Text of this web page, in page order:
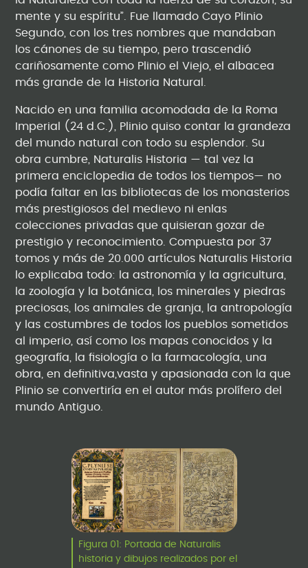
mente y su espíritu”. Fue llamado Cayo Plinio
Segundo, con los tres nombres que mandaban
los cánones de su tiempo, pero trascendió
cariñosamente como Plinio el Viejo, el albacea
más grande de la Historia Natural.
Nacido en una familia acomodada de la Roma
Imperial (24 d.C.), Plinio quiso contar la grandeza
del mundo natural con todo su esplendor. Su
obra cumbre, Naturalis Historia — tal vez la
primera enciclopedia de todos los tiempos— no
podía faltar en las bibliotecas de los monasterios
más prestigiosos del medievo ni enlas
colecciones privadas que quisieran gozar de
prestigio y reconocimiento. Compuesta por 37
tomos y más de 20.000 artículos Naturalis Historia
lo explicaba todo: la astronomía y la agricultura,
la zoología y la botánica, los minerales y piedras
preciosas, los animales de granja, la antropología
y las costumbres de todos los pueblos sometidos
al imperio, así como los mapas conocidos y la
geografía, la fisiología o la farmacología, una
obra, en definitiva,vasta y apasionada con la que
Plinio se convertiría en el autor más prolífero del
mundo Antiguo.
Figura 01: Portada de Naturalis
historia y dibujos realizados por el